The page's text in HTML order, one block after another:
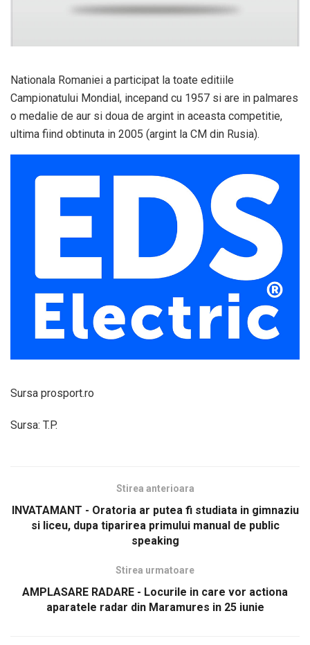
Nationala Romaniei a participat la toate editiile
Campionatului Mondial, incepand cu 1957 si are in palmares
o medalie de aur si doua de argint in aceasta competitie,
ultima fiind obtinuta in 2005 (argint la CM din Rusia).
Sursa prosport.ro
Sursa: T.P.
Stirea anterioara
INVATAMANT - Oratoria ar putea fi studiata in gimnaziu
si liceu, dupa tiparirea primului manual de public
speaking
Stirea urmatoare
AMPLASARE RADARE - Locurile in care vor actiona
aparatele radar din Maramures in 25 iunie